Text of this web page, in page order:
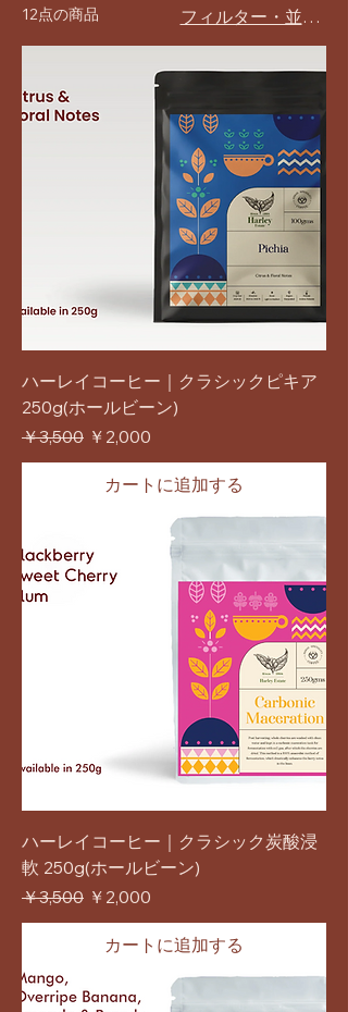
12点の商品 フィルター・並び替え
ハーレイコーヒー｜クラシックピキア
250g(ホールビーン)
通常価格
￥3,500 セール価格
￥2,000
カートに追加する
ハーレイコーヒー｜クラシック炭酸浸
軟 250g(ホールビーン)
通常価格
￥3,500 セール価格
￥2,000
カートに追加する